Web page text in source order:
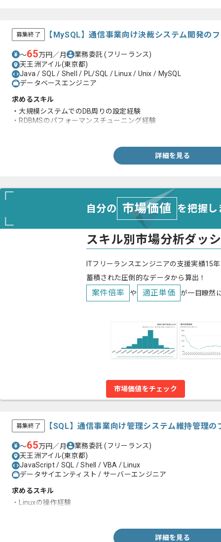
募集終了 【MySQL】通信事業向け決裁システム開発の
〜65万円／月 業務委託(フリーランス)
天王洲アイル(東京都)
Java / SQL / Shell / PL/SQL / Linux / Unix / MySQL
データベースエンジニア
求めるスキル
・大規模システムでのDB周りの設定経験
・RDBMSのパフォーマンスチューニング経験
詳細を見る
自分の 市場価値 を把握
スキル別市場分析ダッ
ITフリーランスエンジニアの支援実績15
蓄積された圧倒的なデータから算出！
案件倍率 や 適正単価 が一目瞭然
市場価値をチェック
募集終了 【SQL】通信事業向け管理システム維持管理
〜65万円／月 業務委託(フリーランス)
天王洲アイル(東京都)
JavaScript / SQL / Shell / VBA / Linux
データサイエンティスト / サーバーエンジニア
求めるスキル
・Linuxの操作経験
詳細を見る